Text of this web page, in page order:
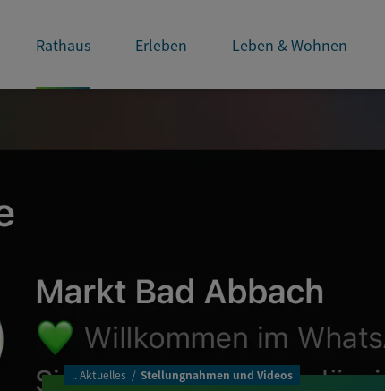
Rathaus Erleben Leben & Wohnen
.. Aktuelles Stellungnahmen und Videos